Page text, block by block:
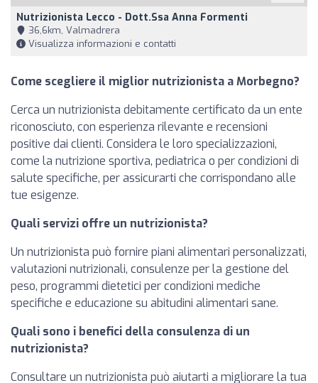
Nutrizionista Lecco - Dott.ssa Anna Formenti
36,6km, Valmadrera
Visualizza informazioni e contatti
Come scegliere il miglior nutrizionista a Morbegno?
Cerca un nutrizionista debitamente certificato da un ente
riconosciuto, con esperienza rilevante e recensioni
positive dai clienti. Considera le loro specializzazioni,
come la nutrizione sportiva, pediatrica o per condizioni di
salute specifiche, per assicurarti che corrispondano alle
tue esigenze.
Quali servizi offre un nutrizionista?
Un nutrizionista può fornire piani alimentari personalizzati,
valutazioni nutrizionali, consulenze per la gestione del
peso, programmi dietetici per condizioni mediche
specifiche e educazione su abitudini alimentari sane.
Quali sono i benefici della consulenza di un
nutrizionista?
Consultare un nutrizionista può aiutarti a migliorare la tua